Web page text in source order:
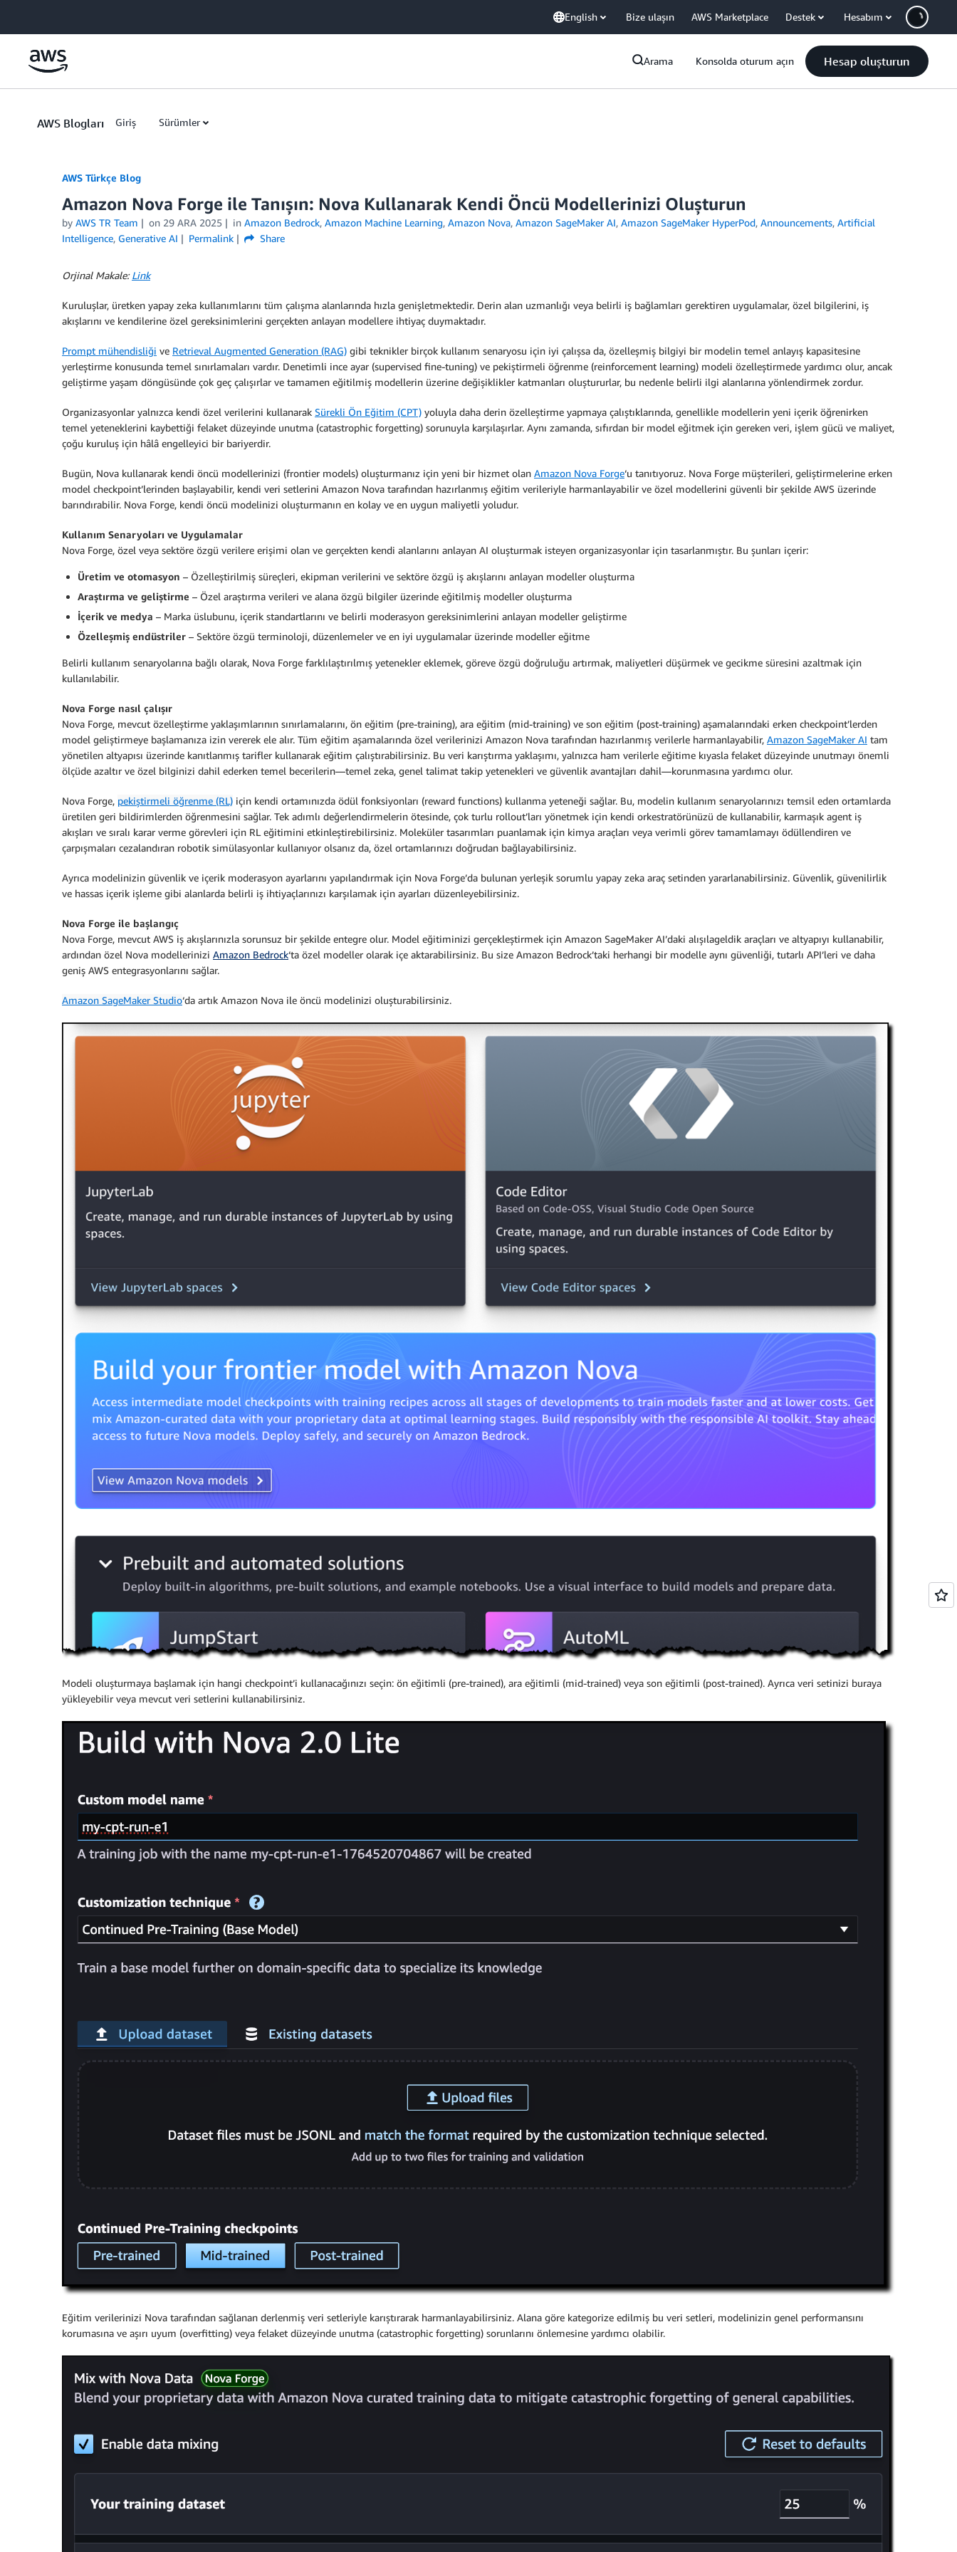
English Bize ulaşın AWS Marketplace Destek Hesabım
Arama Konsolda oturum açın Hesap oluşturun
AWS Blogları Giriş Sürümler
AWS Türkçe Blog
Amazon Nova Forge ile Tanışın: Nova Kullanarak Kendi Öncü Modellerinizi Oluşturun
by AWS TR Team on 29 ARA 2025 in Amazon Bedrock, Amazon Machine Learning, Amazon Nova, Amazon SageMaker AI, Amazon SageMaker HyperPod, Announcements, Artificial
Intelligence, Generative AI Permalink Share
Orjinal Makale:Link
Kuruluşlar, üretken yapay zeka kullanımlarını tüm çalışma alanlarında hızla genişletmektedir. Derin alan uzmanlığı veya belirli iş bağlamları gerektiren uygulamalar, özel bilgilerini, iş
akışlarını ve kendilerine özel gereksinimlerini gerçekten anlayan modellere ihtiyaç duymaktadır.
Prompt mühendisliği ve Retrieval Augmented Generation (RAG) gibi teknikler birçok kullanım senaryosu için iyi çalışsa da, özelleşmiş bilgiyi bir modelin temel anlayış kapasitesine
yerleştirme konusunda temel sınırlamaları vardır. Denetimli ince ayar (supervised fine-tuning) ve pekiştirmeli öğrenme (reinforcement learning) modeli özelleştirmede yardımcı olur, ancak
geliştirme yaşam döngüsünde çok geç çalışırlar ve tamamen eğitilmiş modellerin üzerine değişiklikler katmanları oluştururlar, bu nedenle belirli ilgi alanlarına yönlendirmek zordur.
Organizasyonlar yalnızca kendi özel verilerini kullanarak Sürekli Ön Eğitim (CPT) yoluyla daha derin özelleştirme yapmaya çalıştıklarında, genellikle modellerin yeni içerik öğrenirken
temel yeteneklerini kaybettiği felaket düzeyinde unutma (catastrophic forgetting) sorunuyla karşılaşırlar. Aynı zamanda, sıfırdan bir model eğitmek için gereken veri, işlem gücü ve maliyet,
çoğu kuruluş için hâlâ engelleyici bir bariyerdir.
Bugün, Nova kullanarak kendi öncü modellerinizi (frontier models) oluşturmanız için yeni bir hizmet olan Amazon Nova Forge‘u tanıtıyoruz. Nova Forge müşterileri, geliştirmelerine erken
model checkpoint’lerinden başlayabilir, kendi veri setlerini Amazon Nova tarafından hazırlanmış eğitim verileriyle harmanlayabilir ve özel modellerini güvenli bir şekilde AWS üzerinde
barındırabilir. Nova Forge, kendi öncü modelinizi oluşturmanın en kolay ve en uygun maliyetli yoludur.
Kullanım Senaryoları ve Uygulamalar
Nova Forge, özel veya sektöre özgü verilere erişimi olan ve gerçekten kendi alanlarını anlayan AI oluşturmak isteyen organizasyonlar için tasarlanmıştır. Bu şunları içerir:
Üretim ve otomasyon – Özelleştirilmiş süreçleri, ekipman verilerini ve sektöre özgü iş akışlarını anlayan modeller oluşturma
Araştırma ve geliştirme – Özel araştırma verileri ve alana özgü bilgiler üzerinde eğitilmiş modeller oluşturma
İçerik ve medya – Marka üslubunu, içerik standartlarını ve belirli moderasyon gereksinimlerini anlayan modeller geliştirme
Özelleşmiş endüstriler – Sektöre özgü terminoloji, düzenlemeler ve en iyi uygulamalar üzerinde modeller eğitme
Belirli kullanım senaryolarına bağlı olarak, Nova Forge farklılaştırılmış yetenekler eklemek, göreve özgü doğruluğu artırmak, maliyetleri düşürmek ve gecikme süresini azaltmak için
kullanılabilir.
Nova Forge nasıl çalışır
Nova Forge, mevcut özelleştirme yaklaşımlarının sınırlamalarını, ön eğitim (pre-training), ara eğitim (mid-training) ve son eğitim (post-training) aşamalarındaki erken checkpoint’lerden
model geliştirmeye başlamanıza izin vererek ele alır. Tüm eğitim aşamalarında özel verilerinizi Amazon Nova tarafından hazırlanmış verilerle harmanlayabilir, Amazon SageMaker AI tam
yönetilen altyapısı üzerinde kanıtlanmış tarifler kullanarak eğitim çalıştırabilirsiniz. Bu veri karıştırma yaklaşımı, yalnızca ham verilerle eğitime kıyasla felaket düzeyinde unutmayı önemli
ölçüde azaltır ve özel bilginizi dahil ederken temel becerilerin—temel zeka, genel talimat takip yetenekleri ve güvenlik avantajları dahil—korunmasına yardımcı olur.
Nova Forge, pekiştirmeli öğrenme (RL) için kendi ortamınızda ödül fonksiyonları (reward functions) kullanma yeteneği sağlar. Bu, modelin kullanım senaryolarınızı temsil eden ortamlarda
üretilen geri bildirimlerden öğrenmesini sağlar. Tek adımlı değerlendirmelerin ötesinde, çok turlu rollout’ları yönetmek için kendi orkestratörünüzü de kullanabilir, karmaşık agent iş
akışları ve sıralı karar verme görevleri için RL eğitimini etkinleştirebilirsiniz. Moleküler tasarımları puanlamak için kimya araçları veya verimli görev tamamlamayı ödüllendiren ve
çarpışmaları cezalandıran robotik simülasyonlar kullanıyor olsanız da, özel ortamlarınızı doğrudan bağlayabilirsiniz.
Ayrıca modelinizin güvenlik ve içerik moderasyon ayarlarını yapılandırmak için Nova Forge’da bulunan yerleşik sorumlu yapay zeka araç setinden yararlanabilirsiniz. Güvenlik, güvenilirlik
ve hassas içerik işleme gibi alanlarda belirli iş ihtiyaçlarınızı karşılamak için ayarları düzenleyebilirsiniz.
Nova Forge ile başlangıç
Nova Forge, mevcut AWS iş akışlarınızla sorunsuz bir şekilde entegre olur. Model eğitiminizi gerçekleştirmek için Amazon SageMaker AI’daki alışılageldik araçları ve altyapıyı kullanabilir,
ardından özel Nova modellerinizi Amazon Bedrock‘ta özel modeller olarak içe aktarabilirsiniz. Bu size Amazon Bedrock’taki herhangi bir modelle aynı güvenliği, tutarlı API’leri ve daha
geniş AWS entegrasyonlarını sağlar.
Amazon SageMaker Studio‘da artık Amazon Nova ile öncü modelinizi oluşturabilirsiniz.
Modeli oluşturmaya başlamak için hangi checkpoint’i kullanacağınızı seçin: ön eğitimli (pre-trained), ara eğitimli (mid-trained) veya son eğitimli (post-trained). Ayrıca veri setinizi buraya
yükleyebilir veya mevcut veri setlerini kullanabilirsiniz.
Eğitim verilerinizi Nova tarafından sağlanan derlenmiş veri setleriyle karıştırarak harmanlayabilirsiniz. Alana göre kategorize edilmiş bu veri setleri, modelinizin genel performansını
korumasına ve aşırı uyum (overfitting) veya felaket düzeyinde unutma (catastrophic forgetting) sorunlarını önlemesine yardımcı olabilir.